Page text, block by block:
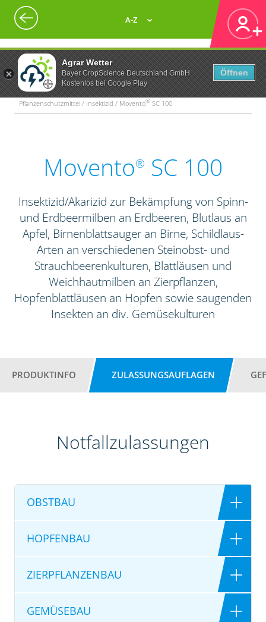
Agrar Wetter
Bayer CropScience Deutschland GmbH
Kostenlos bei Google Play
Öffnen
A-Z
Pflanzenschutzmittel / Insektizid / Movento® SC 100
Movento® SC 100
Insektizid/Akarizid zur Bekämpfung von Spinn-
und Erdbeermilben an Erdbeeren, Blutlaus an
Apfel, Birnenblattsauger an Birne, Schildlaus-
Arten an verschiedenen Steinobst- und
Strauchbeerenkulturen, Blattläusen und
Weichhautmilben an Zierpflanzen,
Hopfenblattläusen an Hopfen sowie saugenden
Insekten an div. Gemüsekulturen
PRODUKTINFO ZULASSUNGSAUFLAGEN
Notfallzulassungen
OBSTBAU
HOPFENBAU
ZIERPFLANZENBAU
GEMÜSEBAU